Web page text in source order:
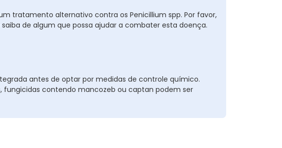
tratamento alternativo contra os Penicillium spp. Por favor,
de algum que possa ajudar a combater esta doença.
antes de optar por medidas de controle químico.
fungicidas contendo mancozeb ou captan podem ser